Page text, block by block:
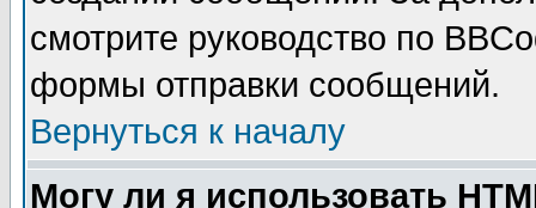
смотрите руководство по
формы отправки сообщений.
Вернуться к началу
Могу ли я использовать